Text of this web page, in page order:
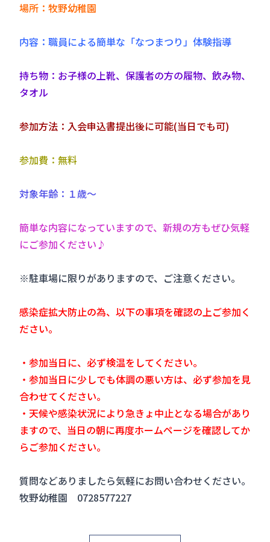
場所：牧野幼稚園
内容：職員による簡単な「なつまつり」体験指導
持ち物：お子様の上靴、保護者の方の履物、飲み物、
タオル
参加方法：入会申込書提出後に可能(当日でも可)
参加費：無料
対象年齢：１歳～
簡単な内容になっていますので、新規の方もぜひ気軽
にご参加ください♪
※駐車場に限りがありますので、ご注意ください。
感染症拡大防止の為、以下の事項を確認の上ご参加く
ださい。
・参加当日に、必ず検温をしてください。
・参加当日に少しでも体調の悪い方は、必ず参加を見
合わせてください。
・天候や感染状況により急きょ中止となる場合があり
ますので、当日の朝に再度ホームページを確認してか
らご参加ください。
質問などありましたら気軽にお問い合わせください。
牧野幼稚園 0728577227